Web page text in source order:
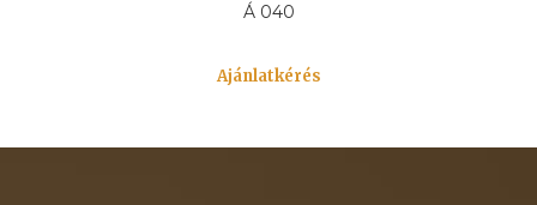
Á 040
Ajánlatkérés